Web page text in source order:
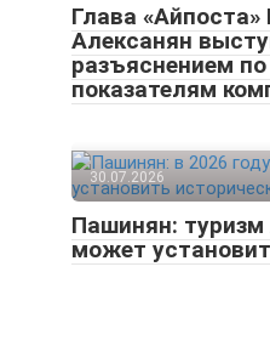
Глава
Алексанян
разъяснением
показателям
30.07.2026
Пашинян:
может